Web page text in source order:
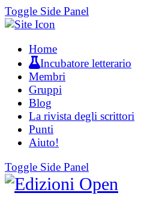
Toggle Side Panel
Home
Incubatore letterario
Membri
Gruppi
Blog
La rivista degli scrittori
Punti
Aiuto!
Toggle Side Panel